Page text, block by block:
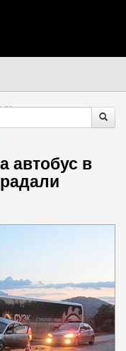
:21
автобус в